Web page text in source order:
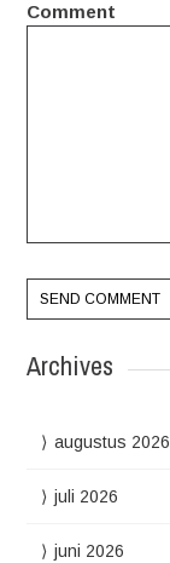
Comment
Archives
augustus 2026
juli 2026
juni 2026